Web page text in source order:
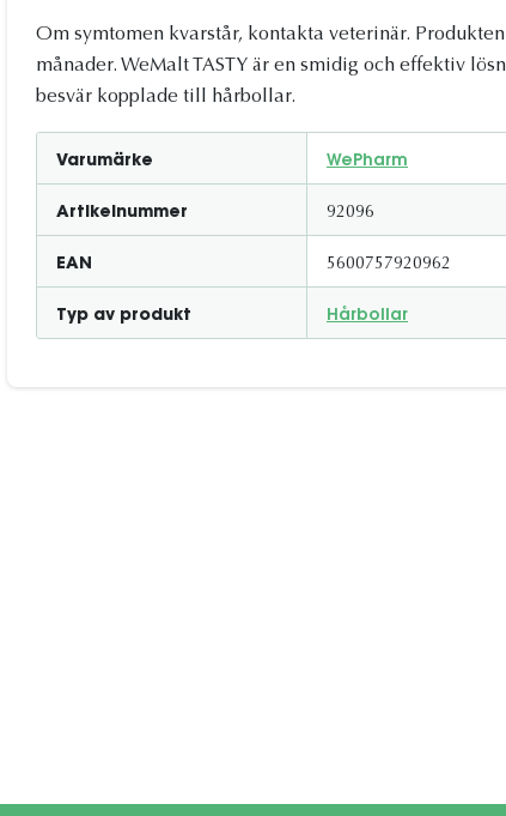
Om symtomen kvarstår, kontakta veterinär.
månader. WeMalt TASTY är en smidig och effektiv
besvär kopplade till hårbollar.
Varumärke WePharm
Artikelnummer 92096
EAN 5600757920962
Typ av produkt Hårbollar